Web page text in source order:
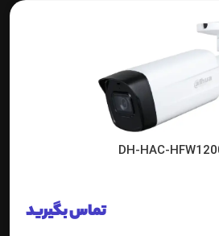
تماس بگیرید